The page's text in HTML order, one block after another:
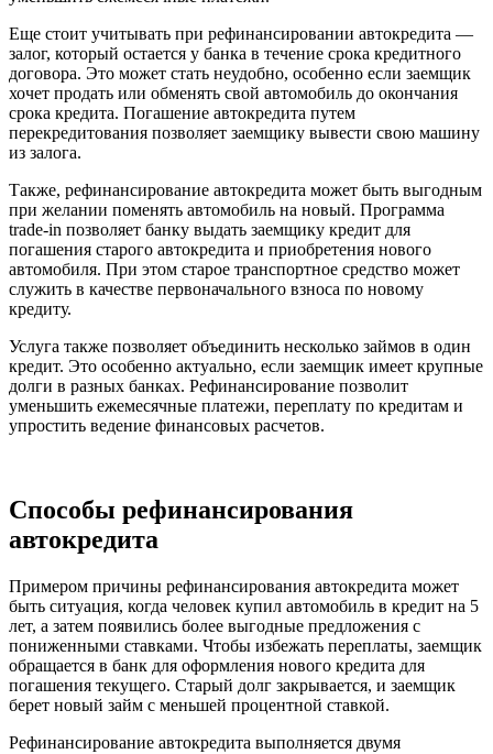
Еще стоит учитывать при рефинансировании автокредита —
залог, который остается у банка в течение срока кредитного
договора. Это может стать неудобно, особенно если заемщик
хочет продать или обменять свой автомобиль до окончания
срока кредита. Погашение автокредита путем
перекредитования позволяет заемщику вывести свою машину
из залога.
Также, рефинансирование автокредита может быть выгодным
при желании поменять автомобиль на новый. Программа
trade-in позволяет банку выдать заемщику кредит для
погашения старого автокредита и приобретения нового
автомобиля. При этом старое транспортное средство может
служить в качестве первоначального взноса по новому
кредиту.
Услуга также позволяет объединить несколько займов в один
кредит. Это особенно актуально, если заемщик имеет крупные
долги в разных банках. Рефинансирование позволит
уменьшить ежемесячные платежи, переплату по кредитам и
упростить ведение финансовых расчетов.
Способы рефинансирования
автокредита
Примером причины рефинансирования автокредита может
быть ситуация, когда человек купил автомобиль в кредит на 5
лет, а затем появились более выгодные предложения с
пониженными ставками. Чтобы избежать переплаты, заемщик
обращается в банк для оформления нового кредита для
погашения текущего. Старый долг закрывается, и заемщик
берет новый займ с меньшей процентной ставкой.
Рефинансирование автокредита выполняется двумя